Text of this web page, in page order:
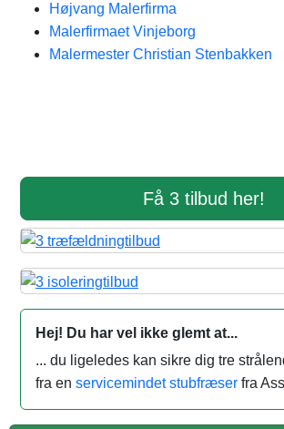
Højvang Malerfirma
Malerfirmaet Vinjeborg
Malermester Christian Stenbakken
Få 3 tilbud her!
Hej! Du har vel ikke glemt at...
... du ligeledes kan sikre dig tre
fra en servicemindet stubfræser fra